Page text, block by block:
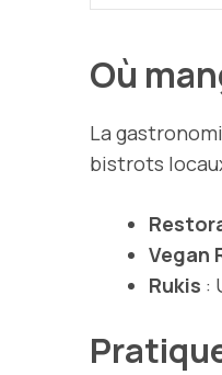
Où
La
bistrots
Vegan
Rukis :